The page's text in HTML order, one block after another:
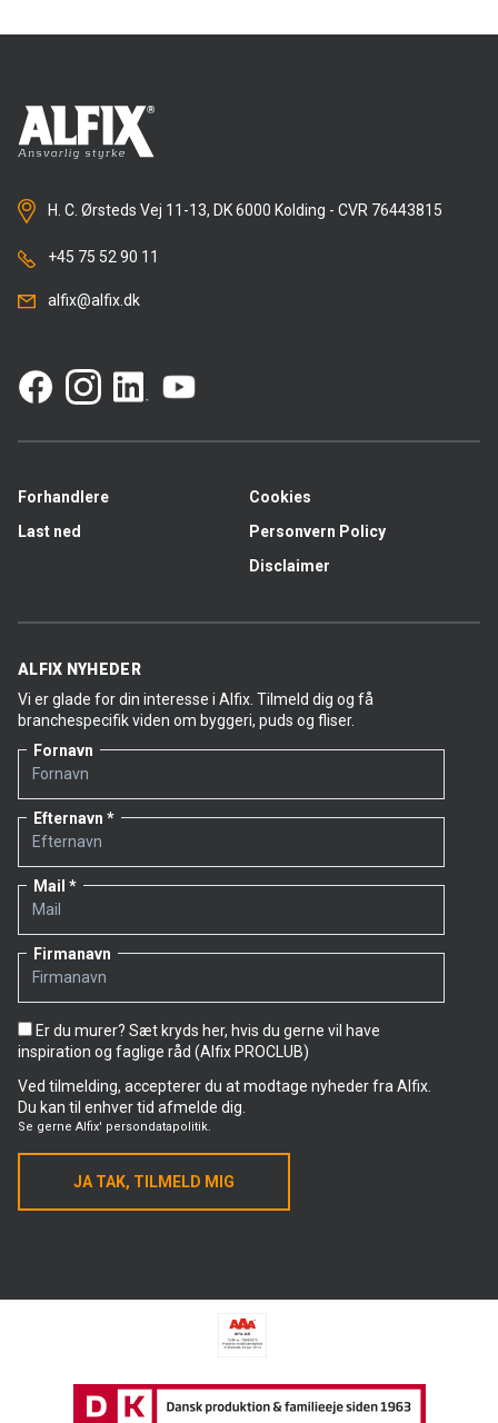
H. C. Ørsteds Vej 11-13, DK 6000 Kolding - CVR 76443815
+45 75 52 90 11
alfix@alfix.dk
Forhandlere
Last ned
Cookies
Personvern Policy
Disclaimer
ALFIX NYHEDER
Vi er glade for din interesse i Alfix. Tilmeld dig og få
branchespecifik viden om byggeri, puds og fliser.
Fornavn
Efternavn
Mail
Firmanavn
Er du murer? Sæt kryds her, hvis du gerne vil have
inspiration og faglige råd (Alfix PROCLUB)
Ved tilmelding, accepterer du at modtage nyheder fra Alfix.
Du kan til enhver tid afmelde dig.
Se gerne Alfix' persondatapolitik.
JA TAK, TILMELD MIG